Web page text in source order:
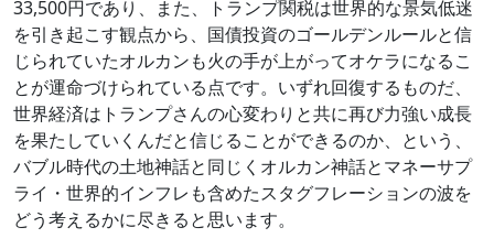
33,500円であり、また、トランプ関税は世界的な景気低迷
を引き起こす観点から、国債投資のゴールデンルールと信
じられていたオルカンも火の手が上がってオケラになるこ
とが運命づけられている点です。いずれ回復するものだ、
世界経済はトランプさんの心変わりと共に再び力強い成長
を果たしていくんだと信じることができるのか、という、
バブル時代の土地神話と同じくオルカン神話とマネーサプ
ライ・世界的インフレも含めたスタグフレーションの波を
どう考えるかに尽きると思います。